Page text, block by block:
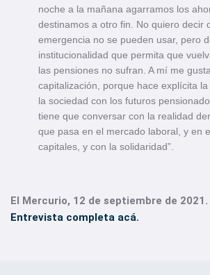
noche a la mañana agarramos los
destinamos a otro fin. No quiero decir
emergencia no se pueden usar, pero
institucionalidad que permita que
las pensiones no sufran. A mí me
capitalización, porque hace explícita
la sociedad con los futuros
tiene que conversar con la realidad
que pasa en el mercado laboral, y en
capitales, y con la solidaridad”.
El Mercurio, 12 de septiembre de 2021.
Entrevista completa acá.